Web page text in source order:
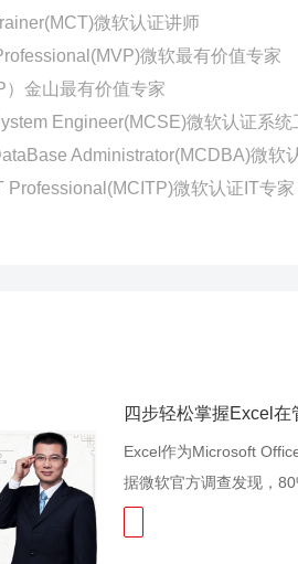
微软认证讲师
微软最有价值专家
金山最有价值专家
Engineer(MCSE)微软认证系统
Administrator(MCDBA)微软
Professional(MCITP)微软认证IT专家
四步轻松掌握Excel
Excel作为Microsoft
据微软官方调查发现，
功能不熟悉，因此导致